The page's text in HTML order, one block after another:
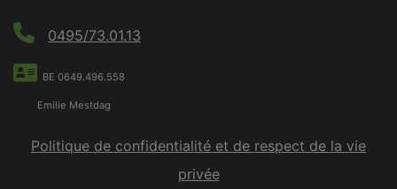
0495/73.01.13
BE 0649.496.558
Emilie Mestdag
Politique de confidentialité et de respect de la vie
privée